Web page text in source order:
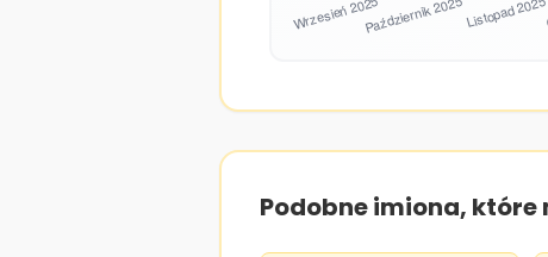
Podobne imiona,